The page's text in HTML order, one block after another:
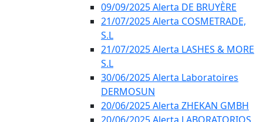
09/09/2025 Alerta DE BRUYÈRE
21/07/2025 Alerta COSMETRADE,
S.L
21/07/2025 Alerta LASHES & MORE
S.L
30/06/2025 Alerta Laboratoires
DERMOSUN
20/06/2025 Alerta ZHEKAN GMBH